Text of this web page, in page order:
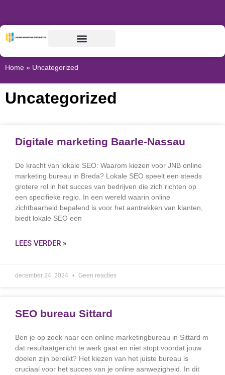
Home » Uncategorized
Uncategorized
Digitale marketing Baarle-Nassau
De kracht van lokale SEO: Waarom kiezen voor JNB online
marketing bureau in Breda? Lokale SEO speelt een steeds
grotere rol in het succes van bedrijven die zich richten op
een specifieke regio. In een wereld waarin online
zichtbaarheid bepalend is voor het aantrekken van klanten,
biedt lokale SEO een
LEES VERDER »
december 24, 2024 Geen reacties
SEO bureau Sittard
Ben je op zoek naar een online marketingbureau in Sittard m
dat resultaatgericht te werk gaat en niet stopt voordat jouw
doelen zijn bereikt? Het kiezen van het juiste bureau is
cruciaal voor het succes van je online aanwezigheid. In dit